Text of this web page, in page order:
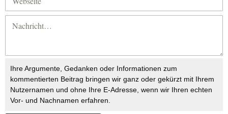
Ihre Argumente, Gedanken oder Informationen zum
kommentierten Beitrag bringen wir ganz oder gekürzt mit Ihrem
Nutzernamen und ohne Ihre E-Adresse, wenn wir Ihren echten
Vor- und Nachnamen erfahren.